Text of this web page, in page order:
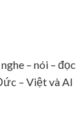
– nói – đọc
– Việt và AI